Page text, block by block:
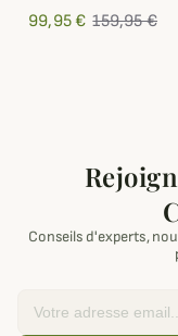
99,95 € 159,95 €
Conseils d'experts,